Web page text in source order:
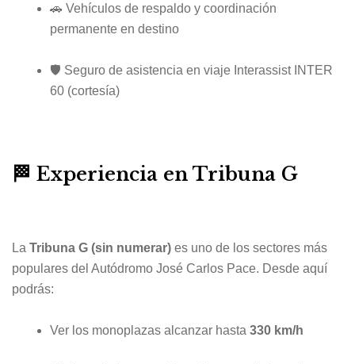
🚗 Vehículos de respaldo y coordinación
permanente en destino
🛡️ Seguro de asistencia en viaje Interassist INTER
60 (cortesía)
🏁 Experiencia en Tribuna G
La Tribuna G (sin numerar) es uno de los sectores más
populares del Autódromo José Carlos Pace. Desde aquí
podrás:
Ver los monoplazas alcanzar hasta 330 km/h